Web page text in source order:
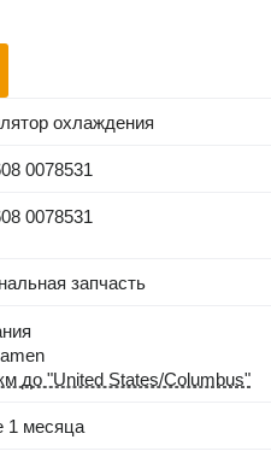
охлаждения
0078531
0078531
запчасть
до "United States/Columbus"
1 месяца